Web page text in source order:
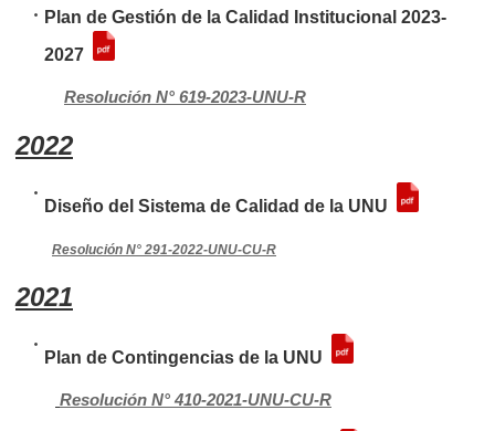
Plan de Gestión de la Calidad Institucional 2023-
2027
Resolución N° 619-2023-UNU-R
2022
Diseño del Sistema de Calidad de la UNU
Resolución N° 291-2022-UNU-CU-R
2021
Plan de Contingencias de la UNU
Resolución N° 410-2021-UNU-CU-R